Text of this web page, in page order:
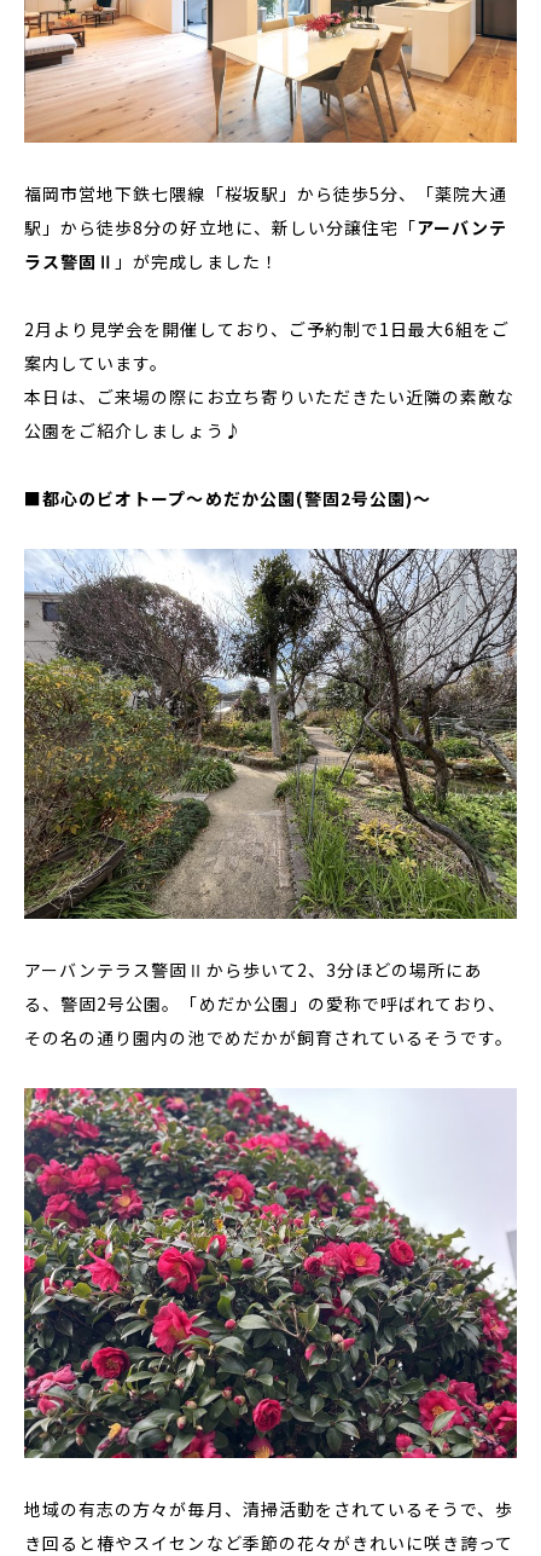
福岡市営地下鉄七隈線「桜坂駅」から徒歩5分、「薬院大通
駅」から徒歩8分の好立地に、新しい分譲住宅「アーバンテ
ラス警固Ⅱ 」が完成しました！
2月より見学会を開催しており、ご予約制で1日最大6組をご
案内しています。
本日は、ご来場の際にお立ち寄りいただきたい近隣の素敵な
公園をご紹介しましょう♪
■都心のビオトープ〜めだか公園(警固2号公園)〜
アーバンテラス警固Ⅱから歩いて2、3分ほどの場所にあ
る、警固2号公園。「めだか公園」の愛称で呼ばれており、
その名の通り園内の池でめだかが飼育されているそうです。
地域の有志の方々が毎月、清掃活動をされているそうで、歩
き回ると椿やスイセンなど季節の花々がきれいに咲き誇って